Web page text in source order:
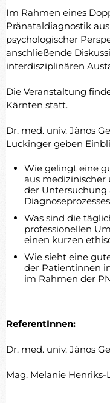
Im Rahmen eines
Pränataldiagnostik
psychologischer
anschließende
interdisziplinären
Die Veranstaltung
Kärnten statt.
Dr. med. univ. Jànos
Luckinger geben
Wie gelingt eine
aus medizinischer
der Untersuchung
Was sind die
professionellen
einen kurzen
Wie sieht eine
der Patientinnen
im Rahmen der
ReferentInnen:
Dr. med. univ. Jànos
Mag. Melanie